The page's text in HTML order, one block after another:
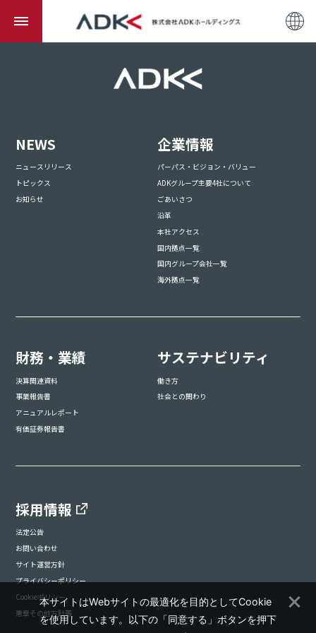
NEWS
ニュースリリース
トピックス
お知らせ
企業情報
パーパス・ビジョン・バリュー
ADKグループ主要4社について
ごあいさつ
沿革
本社アクセス
国内拠点一覧
国内グループ会社一覧
海外拠点一覧
財務・業績
決算関連資料
事業報告書
アニュアルレポート
有価証券報告書
サステナビリティ
働き方
社会との関わり
採用情報
法定公告
お問い合わせ
サイト運営方針
プライバシーポリシー
Cookieポリシー
憲章その他方針等
本サイトはWebサイトの最適化を目的としてCookie
を使用しています。以下の「同意する」ボタンを押下